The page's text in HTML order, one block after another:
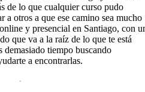
de lo que cualquier curso pudo
a otros a que ese camino sea mucho
y presencial en Santiago, con
que va a la raíz de lo que te está
demasiado tiempo buscando
a encontrarlas.